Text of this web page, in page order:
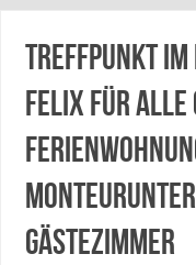
TREFFPUNKT
FELIX für
Gästezimmer